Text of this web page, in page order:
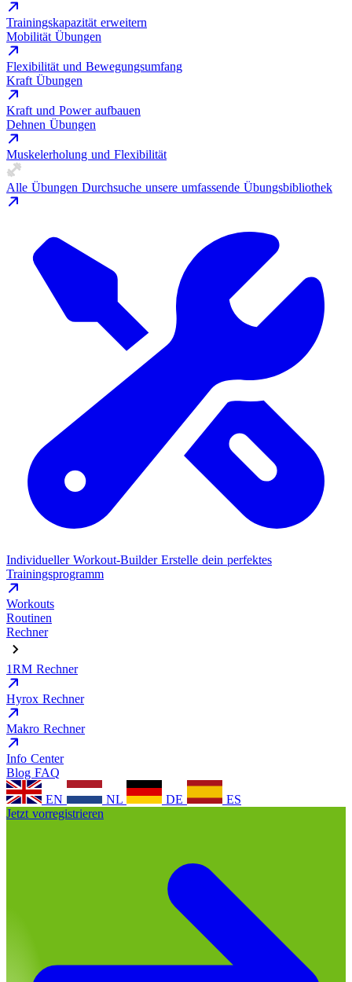
Trainingskapazität erweitern
Mobilität Übungen
Flexibilität und Bewegungsumfang
Kraft Übungen
Kraft und Power aufbauen
Dehnen Übungen
Muskelerholung und Flexibilität
Alle Übungen Durchsuche unsere umfassende Übungsbibliothek
Individueller Workout-Builder Erstelle dein perfektes
Trainingsprogramm
Workouts
Routinen
Rechner
1RM Rechner
Hyrox Rechner
Makro Rechner
Info Center
Blog FAQ
EN
NL DE
ES
Jetzt vorregistrieren